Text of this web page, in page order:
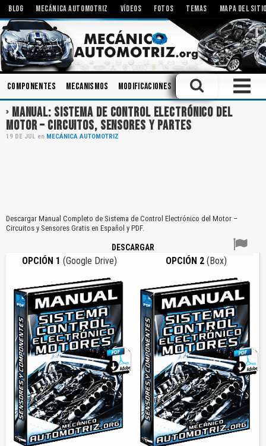
BLOG MECÁNICA AUTOMOTRIZ VÍDEOS FOTOS TEMAS MAPA DEL
Componentes Mecanismos Modificaciones Inyectores
MANUAL: SISTEMA DE CONTROL ELECTRÓNICO DEL
MOTOR – CIRCUITOS, SENSORES Y PARTES
19 DE JUL en MECÁNICA AUTOMOTRIZ
Descargar Manual Completo de Sistema de Control Electrónico del Motor –
Circuitos y Sensores Gratis en Español y PDF.
DESCARGAR
OPCIÓN 1 (Google Drive) OPCIÓN 2(Box)